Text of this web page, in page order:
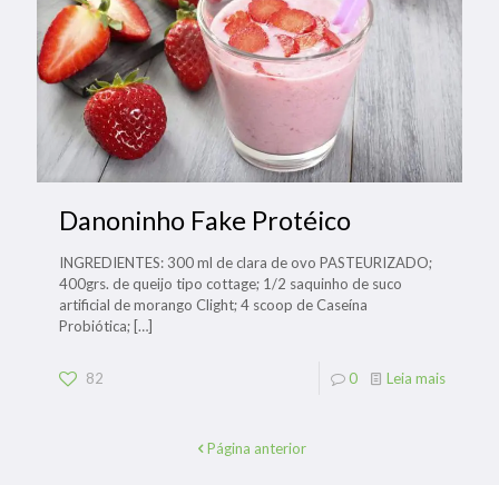
Danoninho Fake Protéico
INGREDIENTES: 300 ml de clara de ovo PASTEURIZADO;
400grs. de queijo tipo cottage; 1/2 saquinho de suco
artificial de morango Clight; 4 scoop de Caseína
Probiótica; […]
82 0 Leia mais
Página anterior